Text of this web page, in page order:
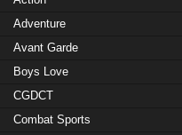
Adventure
Avant Garde
Boys Love
CGDCT
Combat Sports